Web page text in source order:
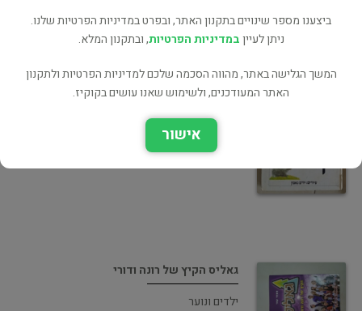
דברים קטנים
ילדים ונוער
גאליס הקיץ של רונה ודורי
ילדים ונוער
ביצענו מספר שינויים בתקנון האתר, ובפרט במדיניות הפרטיות שלנו.
ניתן לעייןבמדיניות הפרטיות, ובתקנון המלא.
המשך הגלישה באתר, מהווה הסכמה שלכם למדיניות הפרטיות ולתקנון
האתר המעודכנים, ולשימוש שאנו עושים בקוקיז.
אישור